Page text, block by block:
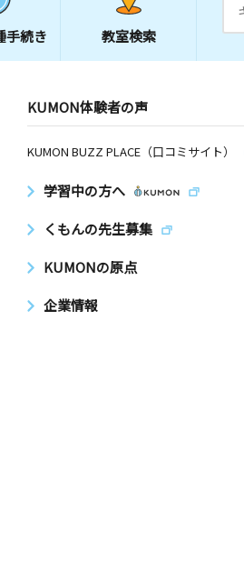
手続き 教室検索
KUMON体験者の声
KUMON BUZZ PLACE（口コミサイト）
学習中の方へ
くもんの先生募集
KUMONの原点
企業情報